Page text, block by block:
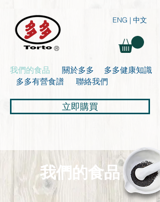
®
ENG | 中文
我們的食品 關於多多
多多健康知識
多多有營食譜
聯絡我們
立即購買
我們的食品